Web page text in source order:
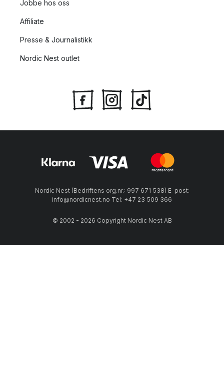
Jobbe hos oss
Affiliate
Presse & Journalistikk
Nordic Nest outlet
Nordic Nest (Bedriftens org.nr.: 997 671 538) E-post:
info@nordicnest.no Tel: +47 23 509 366
© 2002 - 2026 Copyright Nordic Nest AB